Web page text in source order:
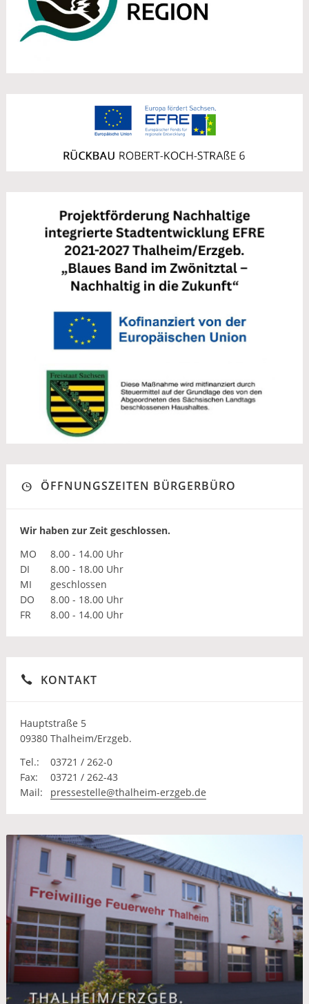
ÖFFNUNGSZEITEN BÜRGERBÜRO
Wir haben zur Zeit geschlossen.
MO
8.00 - 14.00 Uhr
DI
8.00 - 18.00 Uhr
MI
geschlossen
DO
8.00 - 18.00 Uhr
FR
8.00 - 14.00 Uhr
KONTAKT
Hauptstraße 5
09380 Thalheim/Erzgeb.
Tel.:
03721 / 262-0
Fax:
03721 / 262-43
Mail:
pressestelle@thalheim-erzgeb.de